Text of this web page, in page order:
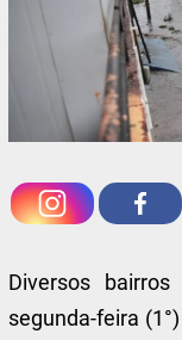
Diversos
segunda-feira